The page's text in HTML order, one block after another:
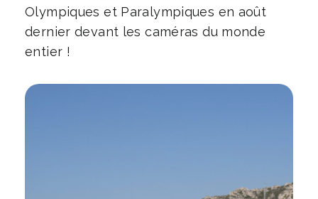
Olympiques et Paralympiques en août
dernier devant les caméras du monde
entier !